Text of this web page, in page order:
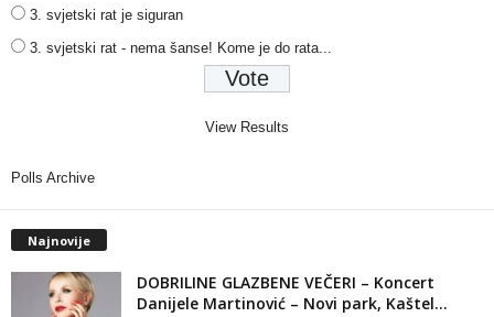
3. svjetski rat je siguran
3. svjetski rat - nema šanse! Kome je do rata...
View Results
Polls Archive
Najnovije
DOBRILINE GLAZBENE VEČERI – Koncert
Danijele Martinović – Novi park, Kaštel...